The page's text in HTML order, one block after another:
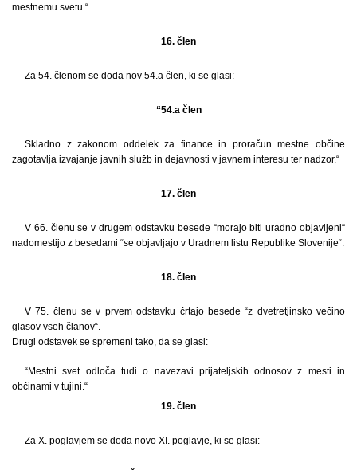
mestnemu svetu.“
16. člen
Za 54. členom se doda nov 54.a člen, ki se glasi:
“54.a člen
Skladno z zakonom oddelek za finance in proračun mestne občine
zagotavlja izvajanje javnih služb in dejavnosti v javnem interesu ter nadzor.“
17. člen
V 66. členu se v drugem odstavku besede “morajo biti uradno objavljeni“
nadomestijo z besedami “se objavljajo v Uradnem listu Republike Slovenije“.
18. člen
V 75. členu se v prvem odstavku črtajo besede “z dvetretjinsko večino
glasov vseh članov“.
Drugi odstavek se spremeni tako, da se glasi:
“Mestni svet odloča tudi o navezavi prijateljskih odnosov z mesti in
občinami v tujini.“
19. člen
Za X. poglavjem se doda novo XI. poglavje, ki se glasi: